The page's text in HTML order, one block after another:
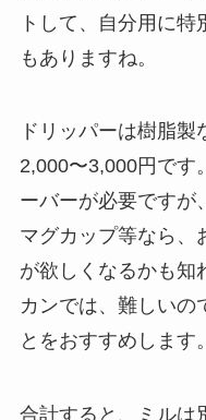
トして、自分用に特
もありますね。
ドリッパーは樹脂
2,000〜3,000円です
ーバーが必要ですが
マグカップ等なら、
が欲しくなるかも知
カンでは、難しいの
とをおすすめします
合計すると、ミルは